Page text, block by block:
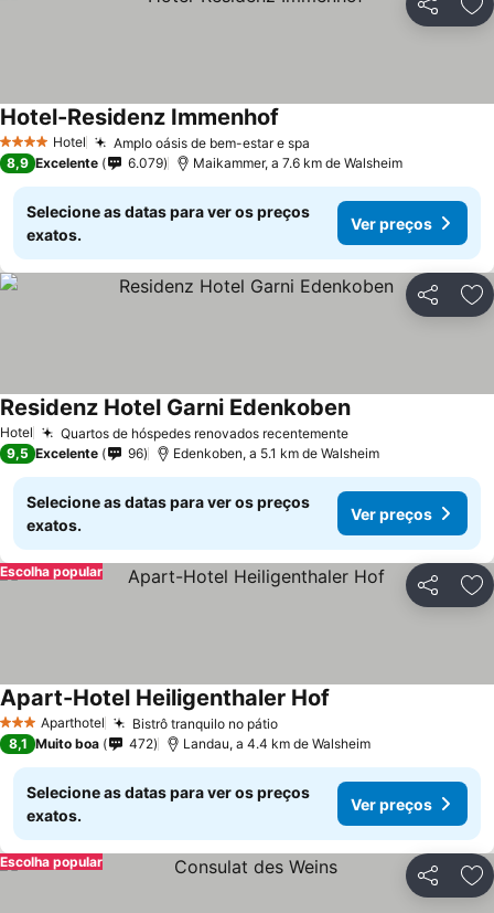
Partilhar
4 EstrelasHotel Amplo oásis de bem-estar e spa
Hotel-Residenz Immenhof
8,9 Excelente 6.079 Maikammer, a 7.6 km de Walsheim
Selecione as datas para ver os preços
exatos.
Ver preços
Partilhar
Hotel Quartos de hóspedes renovados recentementeVer preços
Residenz Hotel Garni EdenkobenVer preços
9,5 Excelente 96 Edenkoben, a 5.1 km de Walsheim
Selecione as datas para ver os preços
exatos.
Ver preços
Partilhar
Escolha popular
3 EstrelasAparthotel Bistrô tranquilo no pátioVer preços
Apart-Hotel Heiligenthaler Hof
8,1 Muito boa 472 Landau, a 4.4 km de Walsheim
Selecione as datas para ver os preços
exatos.
Ver preços
Partilhar
Escolha popular